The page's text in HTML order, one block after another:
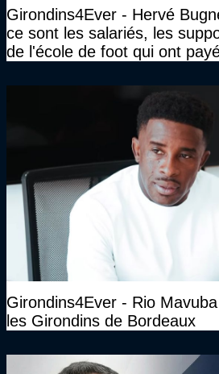
Girondins4Ever - Hervé
ce sont les salariés, les
de l'école de foot qui ont
Girondins4Ever - Rio
les Girondins de Bordeaux